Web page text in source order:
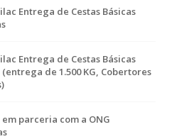
Entrega de Cestas Básicas
Entrega de Cestas Básicas
de 1.500 KG, Cobertores
em parceria com a ONG